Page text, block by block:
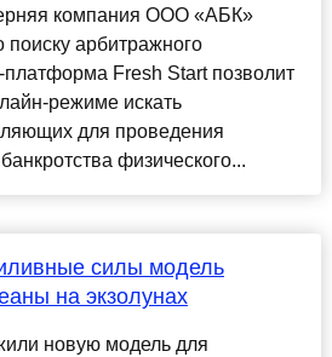
компания ООО «АБК»
поиску арбитражного
Fresh Start позволит
режиме искать
для проведения
физического...
силы модель
на экзолунах
новую модель для